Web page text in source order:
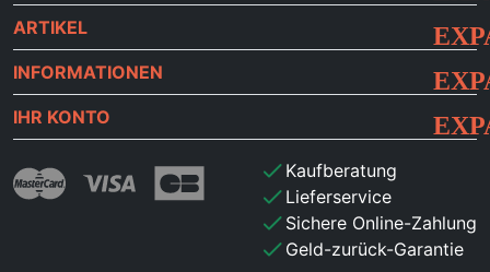
ARTIKEL
INFORMATIONEN
IHR KONTO
check Kaufberatung
check Lieferservice
check Sichere Online-Zahlung
check Geld-zurück-Garantie